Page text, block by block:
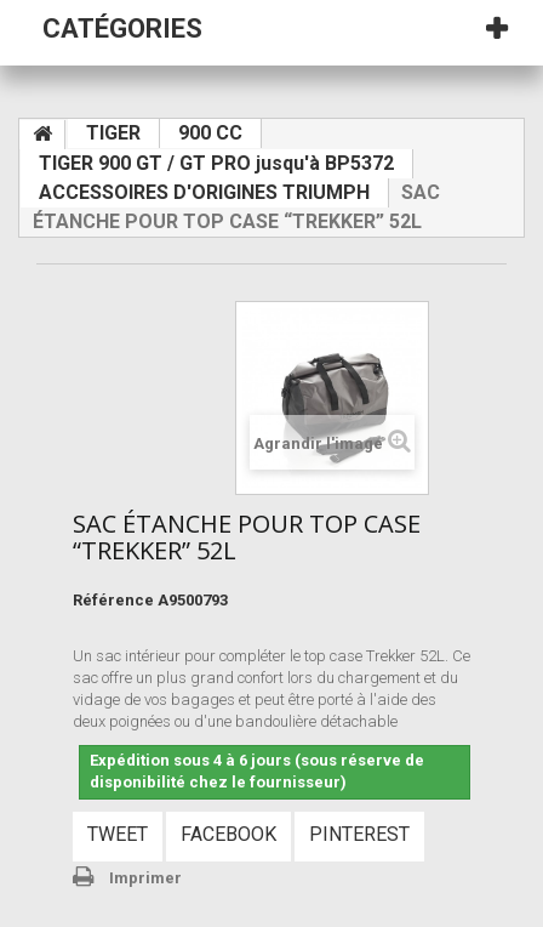
CATÉGORIES
TIGER
900 CC
TIGER 900 GT / GT PRO jusqu'à BP5372
ACCESSOIRES D'ORIGINES TRIUMPH
SAC
ÉTANCHE POUR TOP CASE “TREKKER” 52L
Agrandir l'image
SAC ÉTANCHE POUR TOP CASE
“TREKKER” 52L
Référence A9500793
Un sac intérieur pour compléter le top case Trekker 52L. Ce
sac offre un plus grand confort lors du chargement et du
vidage de vos bagages et peut être porté à l'aide des
deux poignées ou d'une bandoulière détachable
Expédition sous 4 à 6 jours (sous réserve de
disponibilité chez le fournisseur)
TWEET FACEBOOK PINTEREST
Imprimer